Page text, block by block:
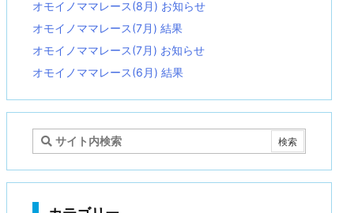
オモイノママレース(8月) お知らせ
オモイノママレース(7月) 結果
オモイノママレース(7月) お知らせ
オモイノママレース(6月) 結果